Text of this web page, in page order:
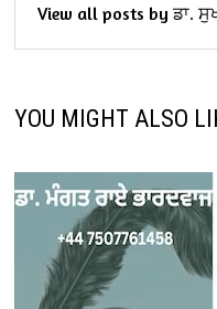
View all posts by ਡਾ.
YOU MIGHT ALSO